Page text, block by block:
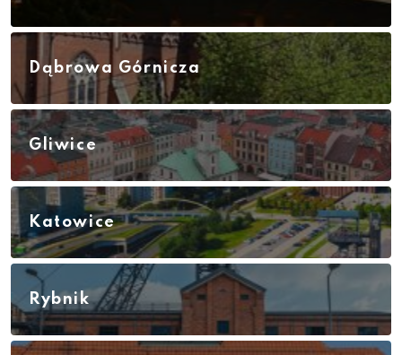
Dąbrowa Górnicza
Gliwice
Katowice
Rybnik